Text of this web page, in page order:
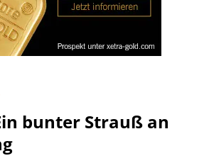
bunter Strauß an